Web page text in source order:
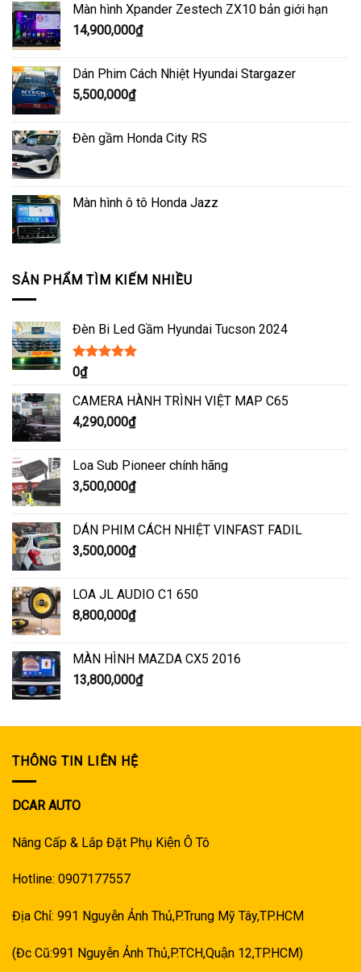
Màn hình Xpander Zestech ZX10 bản giới hạn
14,900,000₫
Dán Phim Cách Nhiệt Hyundai Stargazer
5,500,000₫
Đèn gầm Honda City RS
Màn hình ô tô Honda Jazz
SẢN PHẨM TÌM KIẾM NHIỀU
Đèn Bi Led Gầm Hyundai Tucson 2024
Được xếp
hạng
sao
0₫
CAMERA HÀNH TRÌNH VIỆT MAP C65
4,290,000₫
Loa Sub Pioneer chính hãng
3,500,000₫
DÁN PHIM CÁCH NHIỆT VINFAST FADIL
3,500,000₫
LOA JL AUDIO C1 650
8,800,000₫
MÀN HÌNH MAZDA CX5 2016
13,800,000₫
THÔNG TIN LIÊN HỆ
DCAR AUTO
Nâng Cấp & Lắp Đặt Phụ Kiện Ô Tô
Hotline: 0907177557
Địa Chỉ: 991 Nguyễn Ảnh Thủ,P.Trung Mỹ Tây,TP.HCM
(Đc Cũ:991 Nguyễn Ảnh Thủ,P.TCH,Quận 12,TP.HCM)